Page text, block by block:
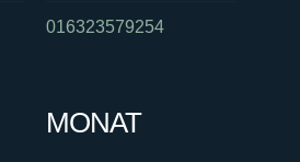
016323579254
MONAT